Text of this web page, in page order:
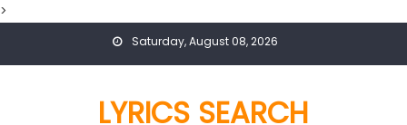
>
Saturday, August 08, 2026
LYRICS SEARCH